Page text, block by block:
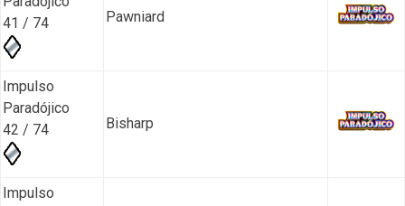
41 / 74
Pawniard
Impulso
Paradójico
42 / 74
Bisharp
Impulso